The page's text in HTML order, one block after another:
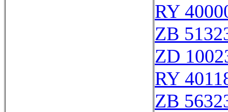
RY
ZB
ZD
RY
ZB